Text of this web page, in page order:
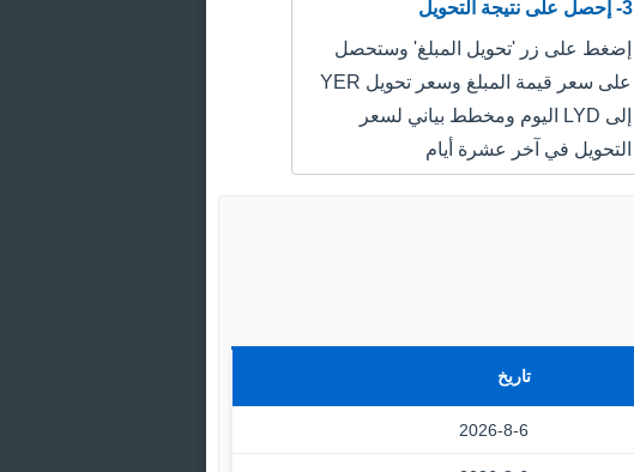
3- إحصل على نتيجة التحويل
إضغط على زر 'تحويل المبلغ' وستحصل
على سعر قيمة المبلغ وسعر تحويل YER
إلى LYD اليوم ومخطط بياني لسعر
التحويل في آخر عشرة أيام
تاريخ
2026-8-6